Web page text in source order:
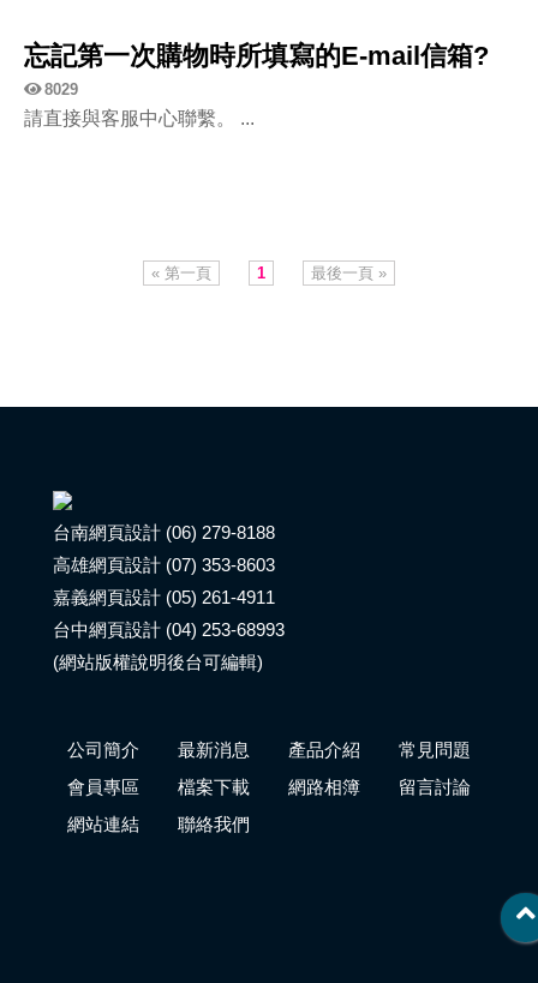
忘記第一次購物時所填寫的E-mail信箱?
8029
請直接與客服中心聯繫。 ...
« 第一頁 1 最後一頁 »
台南網頁設計 (06) 279-8188
高雄網頁設計 (07) 353-8603
嘉義網頁設計 (05) 261-4911
台中網頁設計 (04) 253-68993
(網站版權說明後台可編輯)
公司簡介 最新消息 產品介紹
常見問題
會員專區
檔案下載 網路相簿
留言討論
網站連結
聯絡我們